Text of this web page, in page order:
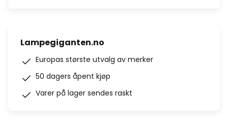
Lampegiganten.no
Europas største utvalg av merker
50 dagers åpent kjøp
Varer på lager sendes raskt